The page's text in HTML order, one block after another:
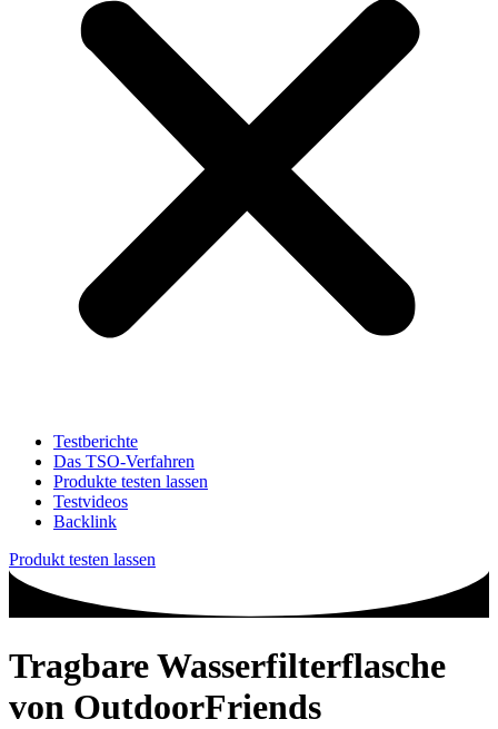
Testberichte
Das TSO-Verfahren
Produkte testen lassen
Testvideos
Backlink
Produkt testen lassen
Tragbare Wasserfilterflasche
von OutdoorFriends